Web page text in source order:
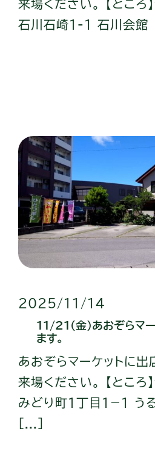
来場ください。 【ところ
石川石崎1-1 石川会館
2025/11/14
11/21（金）あおぞらマ
ます。
あおぞらマーケットに出
来場ください。 【ところ
みどり町１丁目１−１ う